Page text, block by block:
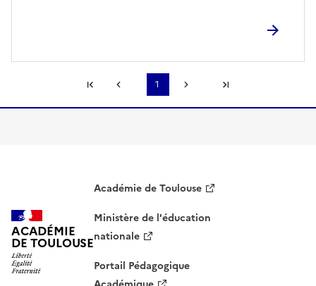
Première page
Page précédente
1
Page suivanteDernière page
ACADÉMIE
DE TOULOUSE
Académie de Toulouse
Ministère de l'éducation
nationale
Portail Pédagogique